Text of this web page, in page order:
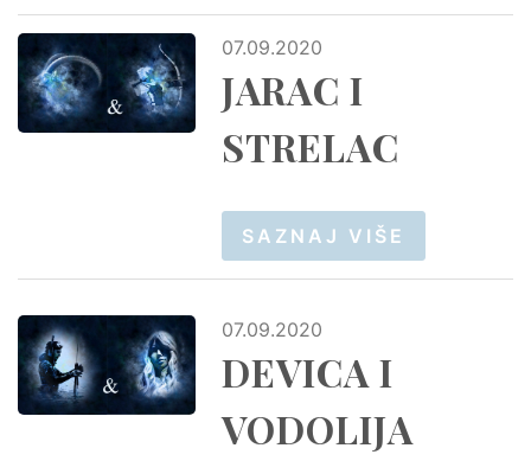
07.09.2020
JARAC I
STRELAC
SAZNAJ VIŠE
07.09.2020
DEVICA I
VODOLIJA